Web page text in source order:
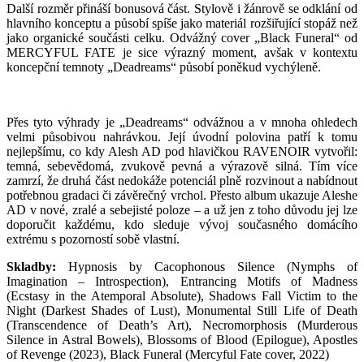
Další rozměr přináší bonusová část. Stylově i žánrově se odklání od
hlavního konceptu a působí spíše jako materiál rozšiřující stopáž než
jako organické součásti celku. Odvážný cover „Black Funeral“ od
MERCYFUL FATE je sice výrazný moment, avšak v kontextu
koncepční temnoty „Deadreams“ působí poněkud vychýleně.
Přes tyto výhrady je „Deadreams“ odvážnou a v mnoha ohledech
velmi působivou nahrávkou. Její úvodní polovina patří k tomu
nejlepšímu, co kdy Alesh AD pod hlavičkou RAVENOIR vytvořil:
temná, sebevědomá, zvukově pevná a výrazově silná. Tím více
zamrzí, že druhá část nedokáže potenciál plně rozvinout a nabídnout
potřebnou gradaci či závěrečný vrchol. Přesto album ukazuje Aleshe
AD v nové, zralé a sebejisté poloze – a už jen z toho důvodu jej lze
doporučit každému, kdo sleduje vývoj současného domácího
extrému s pozorností sobě vlastní.
Skladby: Hypnosis by Cacophonous Silence (Nymphs of
Imagination – Introspection), Entrancing Motifs of Madness
(Ecstasy in the Atemporal Absolute), Shadows Fall Victim to the
Night (Darkest Shades of Lust), Monumental Still Life of Death
(Transcendence of Death’s Art), Necromorphosis (Murderous
Silence in Astral Bowels), Blossoms of Blood (Epilogue), Apostles
of Revenge (2023), Black Funeral (Mercyful Fate cover, 2022)